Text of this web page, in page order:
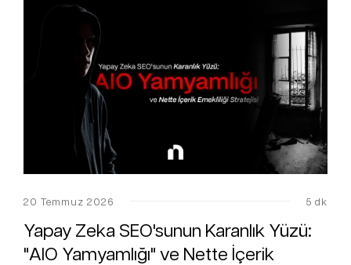
20 Temmuz 2026 5 dk
Yapay Zeka SEO'sunun Karanlık Yüzü:
"AIO Yamyamlığı" ve Nette İçerik